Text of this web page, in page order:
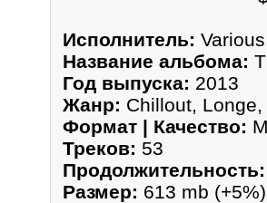
Исполнитель:
Название альбома:
Год выпуска: 2013
Жанр: Chillout,
Формат | Качество:
Треков: 53
Продолжительность:
Размер: 613 mb